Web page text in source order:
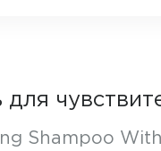
Shampoo